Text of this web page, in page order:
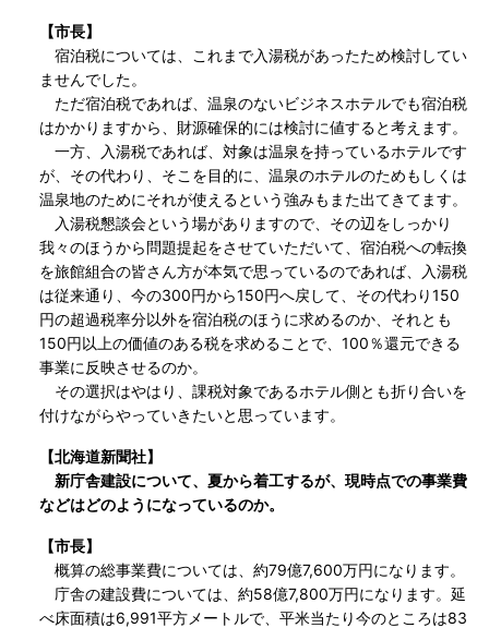
【市長】
宿泊税については、これまで入湯税があったため検討してい
ませんでした。
ただ宿泊税であれば、温泉のないビジネスホテルでも宿泊税
はかかりますから、財源確保的には検討に値すると考えます。
一方、入湯税であれば、対象は温泉を持っているホテルです
が、その代わり、そこを目的に、温泉のホテルのためもしくは
温泉地のためにそれが使えるという強みもまた出てきてます。
入湯税懇談会という場がありますので、その辺をしっかり
我々のほうから問題提起をさせていただいて、宿泊税への転換
を旅館組合の皆さん方が本気で思っているのであれば、入湯税
は従来通り、今の300円から150円へ戻して、その代わり150
円の超過税率分以外を宿泊税のほうに求めるのか、それとも
150円以上の価値のある税を求めることで、100％還元できる
事業に反映させるのか。
その選択はやはり、課税対象であるホテル側とも折り合いを
付けながらやっていきたいと思っています。
【北海道新聞社】
新庁舎建設について、夏から着工するが、現時点での事業費
などはどのようになっているのか。
【市長】
概算の総事業費については、約79億7,600万円になります。
庁舎の建設費については、約58億7,800万円になります。延
べ床面積は6,991平方メートルで、平米当たり今のところは83